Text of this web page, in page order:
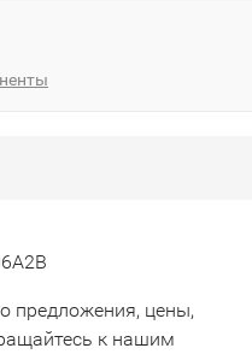
предложения, цены,
к нашим